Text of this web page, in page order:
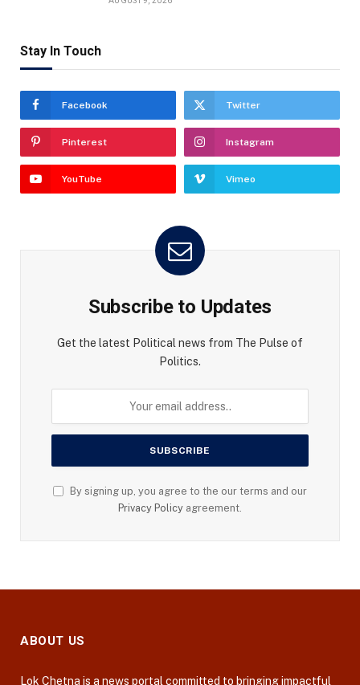
Stay In Touch
Facebook Twitter
Pinterest Instagram
YouTube Vimeo
Subscribe to Updates
Get the latest Political news from The Pulse of
Politics.
By signing up, you agree to the our terms and our
Privacy Policy agreement.
ABOUT US
Lok Chetna is a news portal committed to bringing impactful